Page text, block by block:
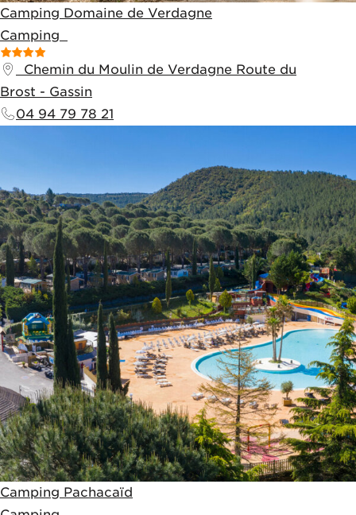
Camping Domaine de Verdagne
Camping
Chemin du Moulin de Verdagne Route du
Brost - Gassin
04 94 79 78 21
Camping Pachacaïd